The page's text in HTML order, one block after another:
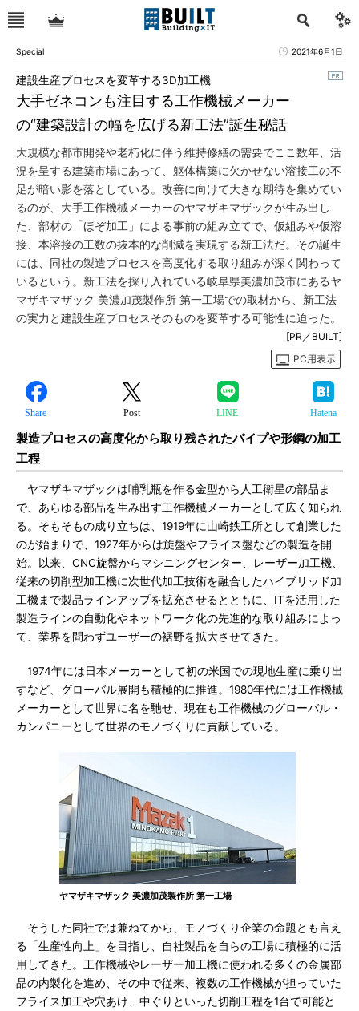
Special 2021年6月1日
大手ゼネコンも注目する工作機械メーカー
の“建築設計の幅を広げる新工法”誕生秘話
建設生産プロセスを変革する3D加工機
大規模な都市開発や老朽化に伴う維持修繕の需要でここ数年、活
況を呈する建築市場にあって、躯体構築に欠かせない溶接工の不
足が暗い影を落としている。改善に向けて大きな期待を集めてい
るのが、大手工作機械メーカーのヤマザキマザックが生み出し
た、部材の「ほぞ加工」による事前の組み立てで、仮組みや仮溶
接、本溶接の工数の抜本的な削減を実現する新工法だ。その誕生
には、同社の製造プロセスを高度化する取り組みが深く関わって
いるという。新工法を採り入れている岐阜県美濃加茂市にあるヤ
マザキマザック 美濃加茂製作所 第一工場での取材から、新工法
の実力と建設生産プロセスそのものを変革する可能性に迫った。
[PR／BUILT]
PC用表示
Share Post LINE Hatena
製造プロセスの高度化から取り残されたパイプや形鋼の加工
工程
ヤマザキマザックは哺乳瓶を作る金型から人工衛星の部品ま
で、あらゆる部品を生み出す工作機械メーカーとして広く知られ
る。そもそもの成り立ちは、1919年に山崎鉄工所として創業した
のが始まりで、1927年からは旋盤やフライス盤などの製造を開
始。以来、CNC旋盤からマシニングセンター、レーザー加工機、
従来の切削型加工機に次世代加工技術を融合したハイブリッド加
工機まで製品ラインアップを拡充させるとともに、ITを活用した
製造ラインの自動化やネットワーク化の先進的な取り組みによっ
て、業界を問わずユーザーの裾野を拡大させてきた。
1974年には日本メーカーとして初の米国での現地生産に乗り出
すなど、グローバル展開も積極的に推進。1980年代には工作機械
メーカーとして世界に名を馳せ、現在も工作機械のグローバル・
カンパニーとして世界のモノづくりに貢献している。
ヤマザキマザック 美濃加茂製作所 第一工場
そうした同社では兼ねてから、モノづくり企業の命題とも言え
る「生産性向上」を目指し、自社製品を自らの工場に積極的に活
用してきた。工作機械やレーザー加工機に使われる多くの金属部
品の内製化を進め、その中で従来、複数の工作機械が担っていた
フライス加工や穴あけ、中ぐりといった切削工程を1台で可能と